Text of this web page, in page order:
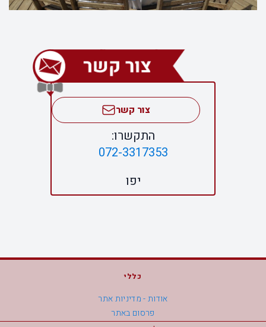
צור קשר
התקשרו:
072-3317353
יפו
כללי
אודות - מדיניות אתר
פרסום באתר